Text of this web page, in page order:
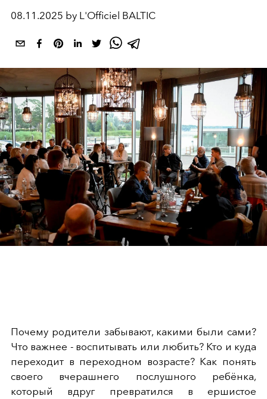
08.11.2025 by L'Officiel BALTIC
Почему родители забывают, какими были сами?
Что важнее - воспитывать или любить? Кто и куда
переходит в переходном возрасте? Как понять
своего вчерашнего послушного ребёнка,
который вдруг превратился в ершистое